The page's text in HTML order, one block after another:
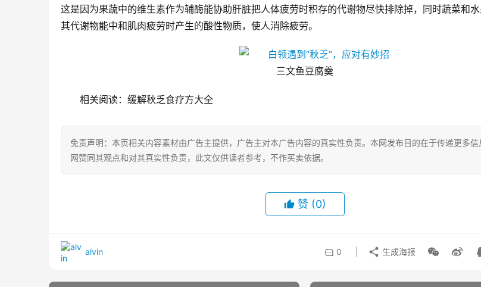
这是因为果蔬中的维生素作为辅酶能协助肝脏把人体疲劳时积存的代谢物尽快排除掉，同时蔬菜和水
其代谢物能中和肌肉疲劳时产生的酸性物质，使人消除疲劳。
三文鱼豆腐羹
相关阅读：缓解秋乏食疗方大全
免责声明：本页相关内容素材由广告主提供，广告主对本广告内容的真实性负责。本网发布目的在于传递更多
网赞同其观点和对其真实性负责，此文仅供读者参考，不作买卖依据。
赞 (0)
alvin 0 生成海报